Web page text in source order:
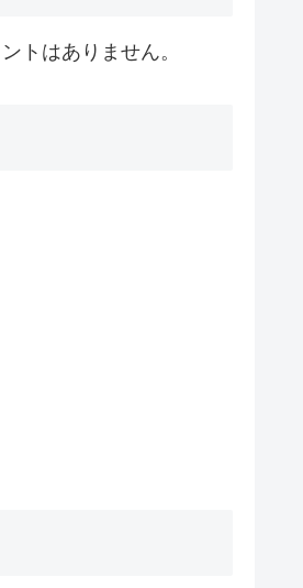
トはありません。